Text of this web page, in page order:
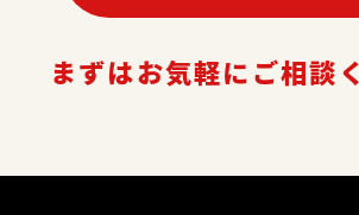
まずはお気軽にご相談